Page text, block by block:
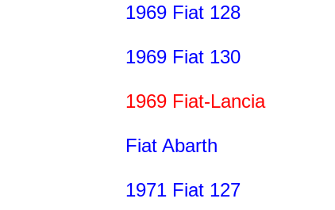
1969 Fiat 128
1969 Fiat 130
1969 Fiat-Lancia
Fiat Abarth
1971 Fiat 127